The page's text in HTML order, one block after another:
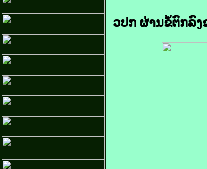
ວປກ ຜ່ານຂໍ້ຕົກລົ